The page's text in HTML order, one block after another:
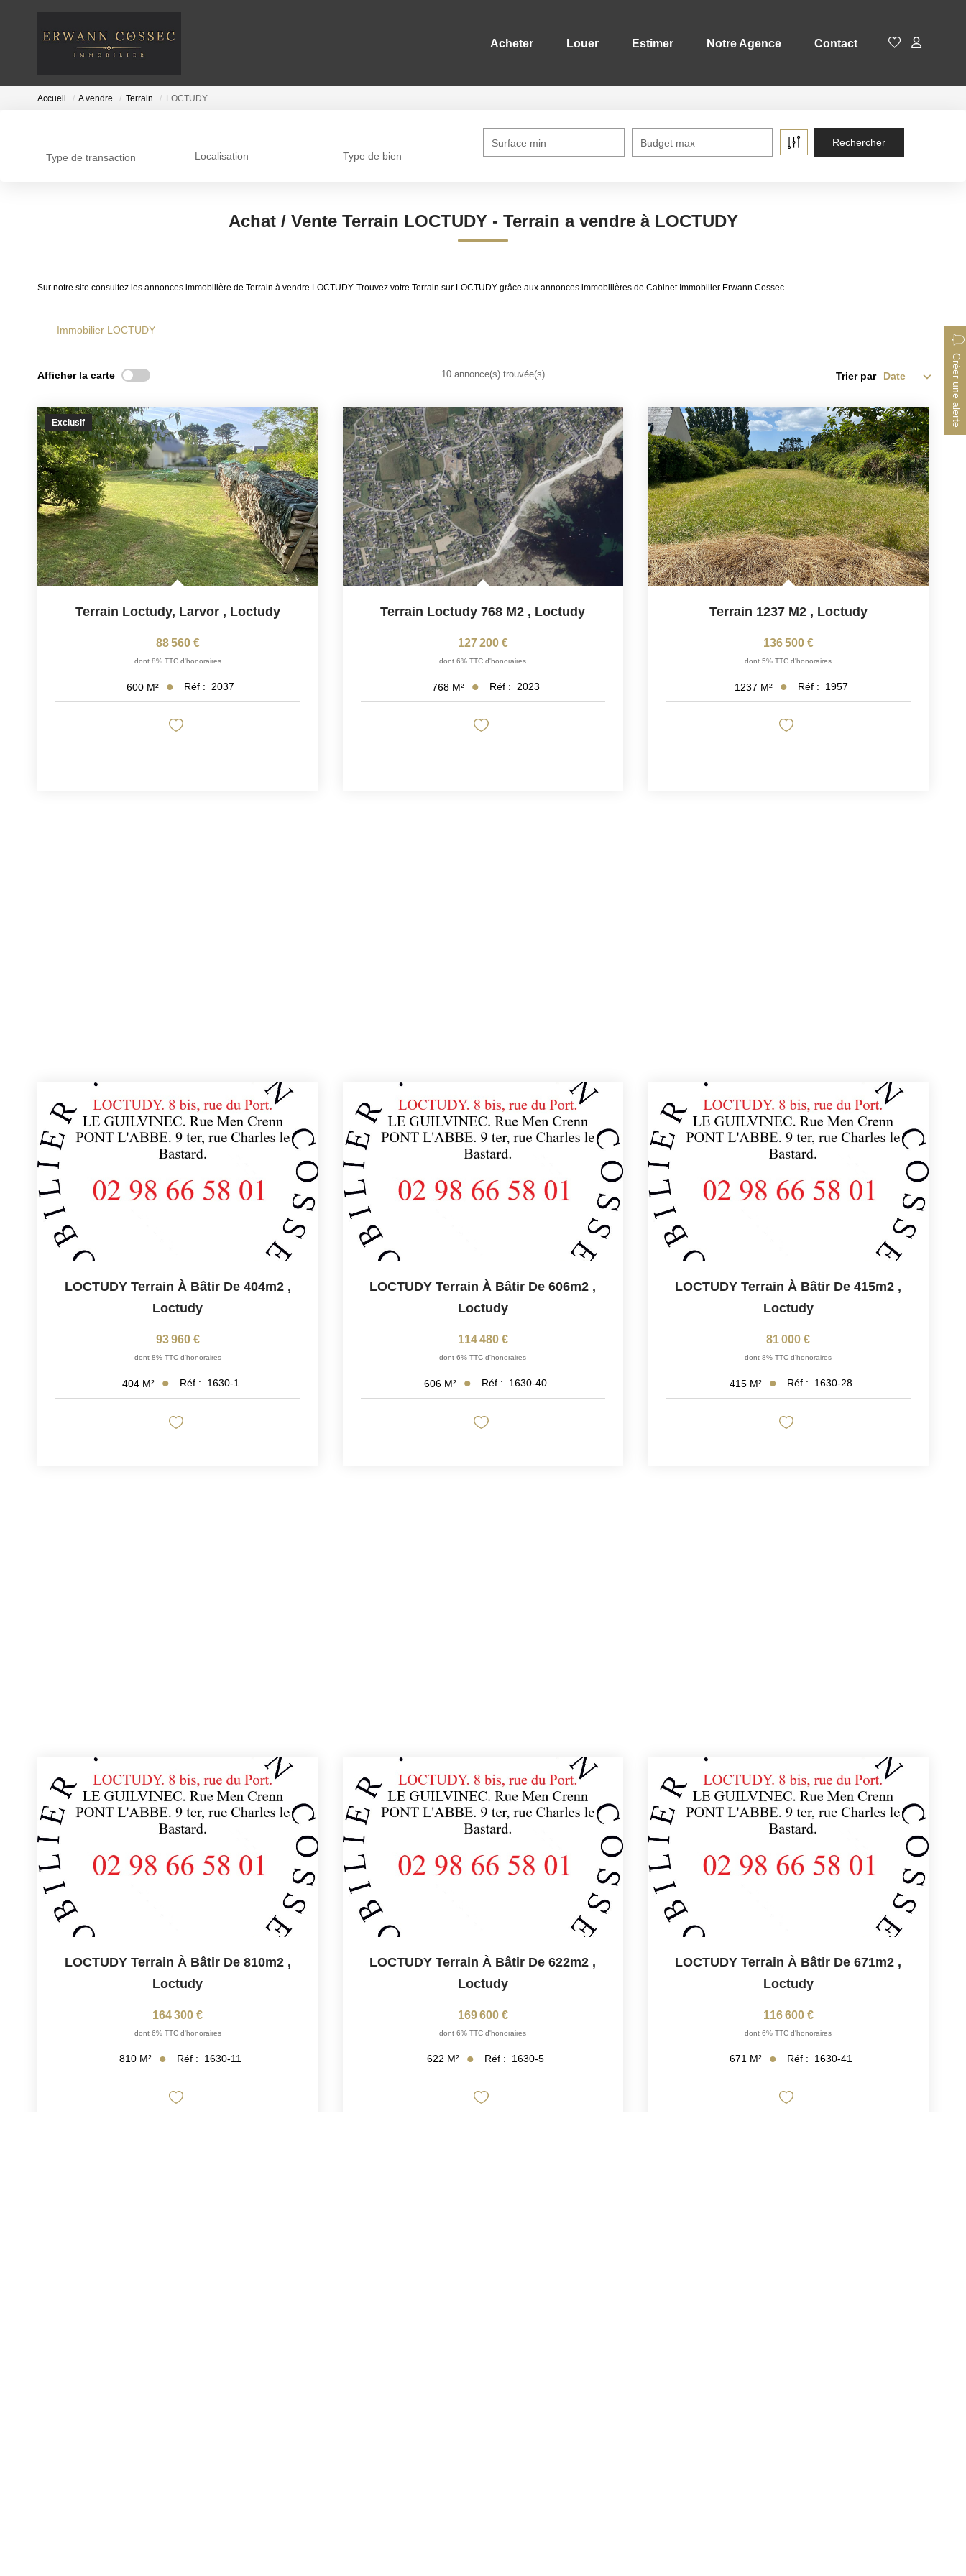
Acheter Louer Estimer Notre Agence Contact
Accueil A vendre Terrain LOCTUDY
Type de transaction Localisation Type de bien
Surface min Budget max
Achat / Vente Terrain LOCTUDY - Terrain a vendre à LOCTUDY
Sur notre site consultez les annonces immobilière de Terrain à vendre LOCTUDY. Trouvez votre Terrain sur LOCTUDY grâce aux annonces immobilières de Cabinet Immobilier Erwann Cossec.
Immobilier LOCTUDY
Créer une alerte
Afficher la carte 10 annonce(s) trouvée(s) Trier par
Exclusif
Terrain Loctudy, Larvor , Loctudy
88 560 €
dont 8% TTC d'honoraires
600 M² Réf : 2037
Terrain Loctudy 768 M2 , Loctudy
127 200 €
dont 6% TTC d'honoraires
768 M² Réf : 2023
Terrain 1237 M2 , Loctudy
136 500 €
dont 5% TTC d'honoraires
1237 M² Réf : 1957
LOCTUDY Terrain À Bâtir De 404m2 ,
Loctudy
93 960 €
dont 8% TTC d'honoraires
404 M² Réf : 1630-1
LOCTUDY Terrain À Bâtir De 606m2 ,
Loctudy
114 480 €
dont 6% TTC d'honoraires
606 M² Réf : 1630-40
LOCTUDY Terrain À Bâtir De 415m2 ,
Loctudy
81 000 €
dont 8% TTC d'honoraires
415 M² Réf : 1630-28
LOCTUDY Terrain À Bâtir De 810m2 ,
Loctudy
164 300 €
dont 6% TTC d'honoraires
810 M² Réf : 1630-11
LOCTUDY Terrain À Bâtir De 622m2 ,
Loctudy
169 600 €
dont 6% TTC d'honoraires
622 M² Réf : 1630-5
LOCTUDY Terrain À Bâtir De 671m2 ,
Loctudy
116 600 €
dont 6% TTC d'honoraires
671 M² Réf : 1630-41